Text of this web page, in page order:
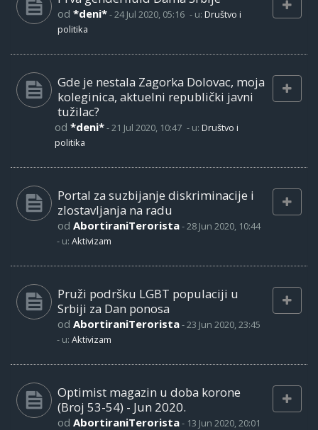
od *deni*-24 Jul 2020, 05:16 - u: Društvo i
politika
Gde je nestala Zagorka Dolovac, moja
koleginica, aktuelni republički javni
tužilac?
od *deni*-21 Jul 2020, 10:47 - u: Društvo i
politika
Portal za suzbijanje diskriminacije i
zlostavljanja na radu
od AbortiraniTerorista-28 Jun 2020, 10:44
- u: Aktivizam
Pruži podršku LGBT populaciji u
Srbiji za Dan ponosa
od AbortiraniTerorista-23 Jun 2020, 23:45
- u: Aktivizam
Optimist magazin u doba korone
(Broj 53-54) - Jun 2020.
od AbortiraniTerorista- 13 Jun 2020, 20:01